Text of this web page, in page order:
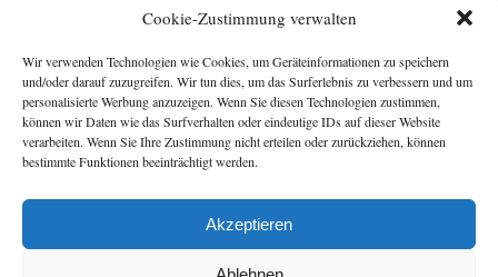
Cookie-Zustimmung verwalten
Wir verwenden Technologien wie Cookies, um Geräteinformationen zu speichern
und/oder darauf zuzugreifen. Wir tun dies, um das Surferlebnis zu verbessern und um
personalisierte Werbung anzuzeigen. Wenn Sie diesen Technologien zustimmen,
können wir Daten wie das Surfverhalten oder eindeutige IDs auf dieser Website
verarbeiten. Wenn Sie Ihre Zustimmung nicht erteilen oder zurückziehen, können
bestimmte Funktionen beeinträchtigt werden.
Akzeptieren
Tellern
Seiten
Berlin im Buch
Cookie-
Richtlinie (EU)
Foto-Blog
Impressum/Date
Kontakt
Kategorien
Kategorien
Geschichten aus Berlin Impressum/Datenschutz